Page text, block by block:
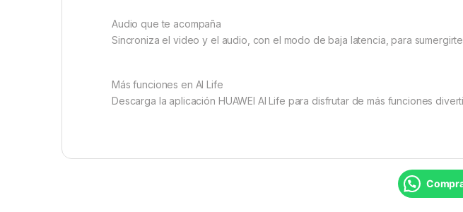
Audio que te acompaña
Sincroniza el video y el audio, con el modo de baja latencia, para
Más funciones en AI Life
Descarga la aplicación HUAWEI AI Life para disfrutar de más funciones